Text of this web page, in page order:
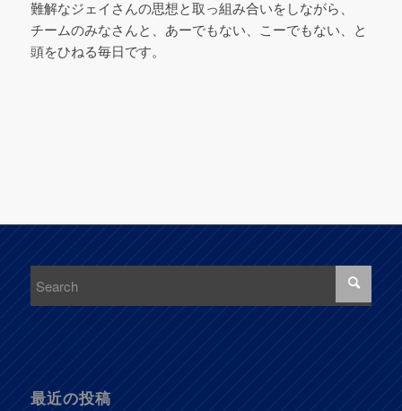
難解なジェイさんの思想と取っ組み合いをしながら、
チームのみなさんと、あーでもない、こーでもない、と
頭をひねる毎日です。
最近の投稿